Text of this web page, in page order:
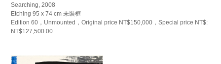
Searching, 2008
Etching 95 x 74 cm 未裝框
Edition 60，Unmounted，Original price NT$150,000，Special price NT$:
NT$127,500.00